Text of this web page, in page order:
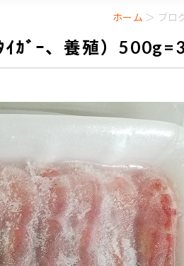
ホーム ＞ ブロ
ｲｶﾞｰ、養殖）